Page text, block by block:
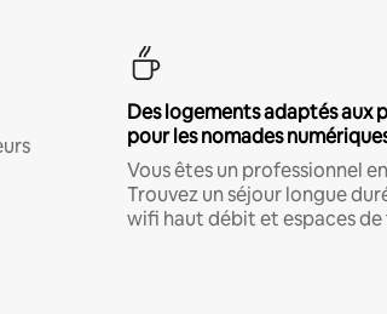
Des logements adaptés aux
pour les nomades
Vous êtes un professionnel
Trouvez un séjour longue
wifi haut débit et espaces